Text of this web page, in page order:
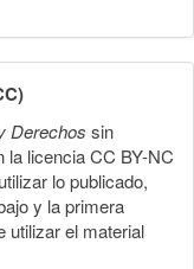
Derechos sin
licencia CC BY-NC
lo publicado,
y la primera
utilizar el material